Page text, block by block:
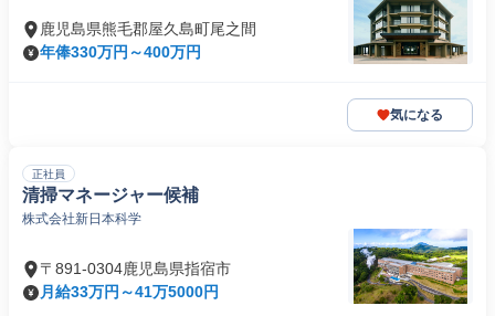
鹿児島県熊毛郡屋久島町尾之間
年俸330万円～400万円
気になる
正社員
清掃マネージャー候補
株式会社新日本科学
〒891-0304鹿児島県指宿市
月給33万円～41万5000円